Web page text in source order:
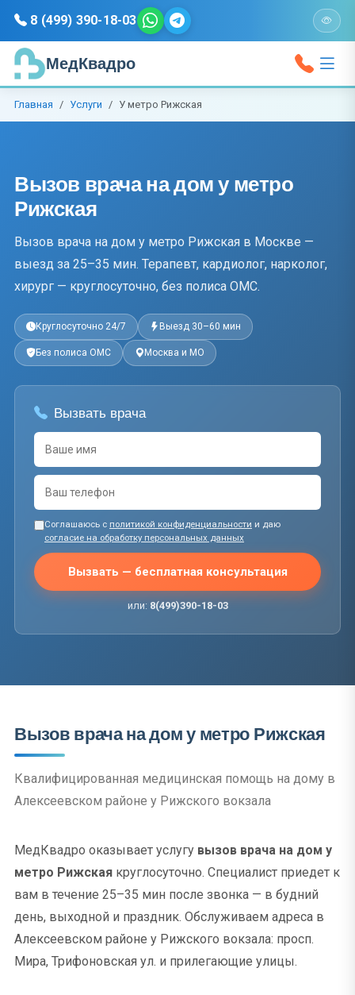
8 (499) 390-18-03
МедКвадро
Главная Услуги У метро Рижская
Вызов врача на дом у метро
Рижская
Вызов врача на дом у метро Рижская в Москве —
выезд за 25–35 мин. Терапевт, кардиолог, нарколог,
хирург — круглосуточно, без полиса ОМС.
Круглосуточно 24/7 Выезд 30–60 мин
Без полиса ОМС Москва и МО
Вызвать врача
Соглашаюсь с политикой конфиденциальности и даю
согласие на обработку персональных данных
Вызвать — бесплатная консультация
или: 8(499)390-18-03
Вызов врача на дом у метро Рижская
Квалифицированная медицинская помощь на дому в
Алексеевском районе у Рижского вокзала
МедКвадро оказывает услугу вызов врача на дом у
метро Рижская круглосуточно. Специалист приедет к
вам в течение 25–35 мин после звонка — в будний
день, выходной и праздник. Обслуживаем адреса в
Алексеевском районе у Рижского вокзала: просп.
Мира, Трифоновская ул. и прилегающие улицы.